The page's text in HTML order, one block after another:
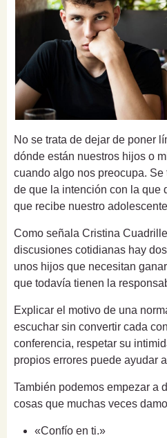
No se trata de dejar de poner
dónde están nuestros hijos o
cuando algo nos preocupa.
de que la intención con la que
que recibe nuestro
Como señala Cristina
discusiones cotidianas hay
unos hijos que necesitan
que todavía tienen la
Explicar el motivo de una
escuchar sin convertir cada
conferencia, respetar su
propios errores puede ayudar
También podemos empezar a
cosas que muchas veces
«Confío en ti.»